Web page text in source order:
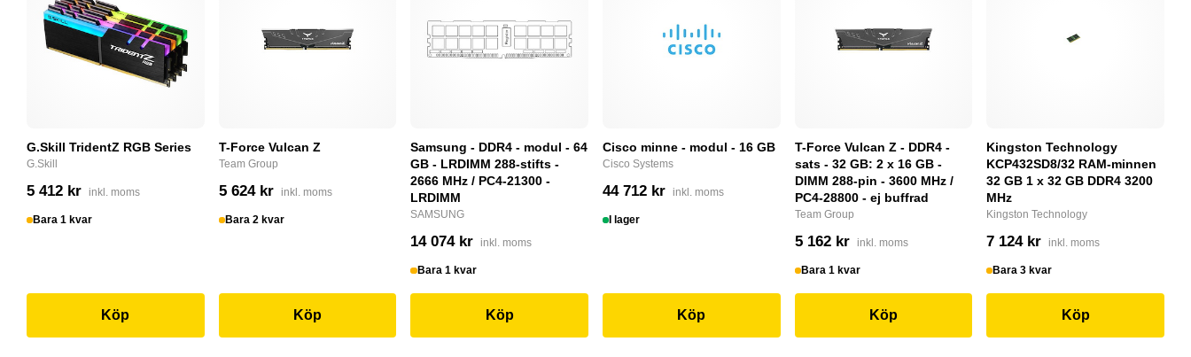
G.Skill TridentZ RGB Series
G.Skill
5 412 kr inkl. moms
Bara 1 kvar
Köp
T-Force Vulcan Z
Team Group
5 624 kr inkl. moms
Bara 2 kvar
Köp
Samsung - DDR4 - modul - 64
GB - LRDIMM 288-stifts -
2666 MHz / PC4-21300 -
LRDIMM
SAMSUNG
14 074 kr inkl. moms
Bara 1 kvar
Köp
Cisco minne - modul - 16 GB
Cisco Systems
44 712 kr inkl. moms
I lager
Köp
T-Force Vulcan Z - DDR4 -
sats - 32 GB: 2 x 16 GB -
DIMM 288-pin - 3600 MHz /
PC4-28800 - ej buffrad
Team Group
5 162 kr inkl. moms
Bara 1 kvar
Köp
Kingston Technology
KCP432SD8/32 RAM-minnen
32 GB 1 x 32 GB DDR4 3200
MHz
Kingston Technology
7 124 kr inkl. moms
Bara 3 kvar
Köp